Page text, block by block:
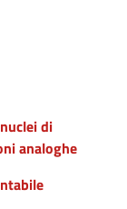
di
analoghe